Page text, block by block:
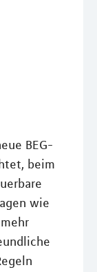
BEG-
beim
wie